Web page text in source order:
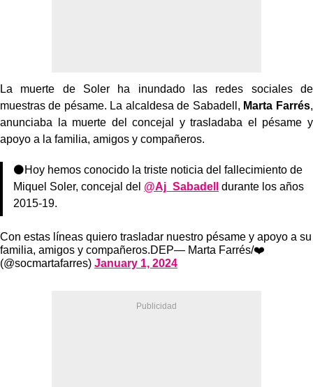
La muerte de Soler ha inundado las redes sociales de
muestras de pésame. La alcaldesa de Sabadell, Marta Farrés,
anunciaba la muerte del concejal y trasladaba el pésame y
apoyo a la familia, amigos y compañeros.
⚫️Hoy hemos conocido la triste noticia del fallecimiento de
Miquel Soler, concejal del @Aj_Sabadell
durante los años
2015-19.
Con estas líneas quiero trasladar nuestro pésame y apoyo a su
familia, amigos y compañeros.DEP— Marta Farrés/❤️
(@socmartafarres) January 1, 2024